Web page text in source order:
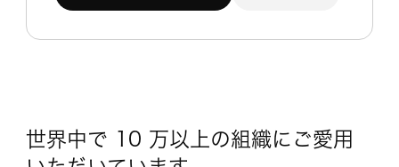
世界中で 10 万以上の組織にご愛用